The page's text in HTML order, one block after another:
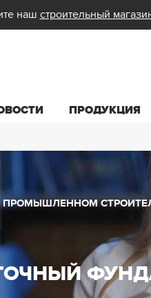
наш строительный
ПРОДУКЦИЯ
ПРОМЫШЛЕННОМ